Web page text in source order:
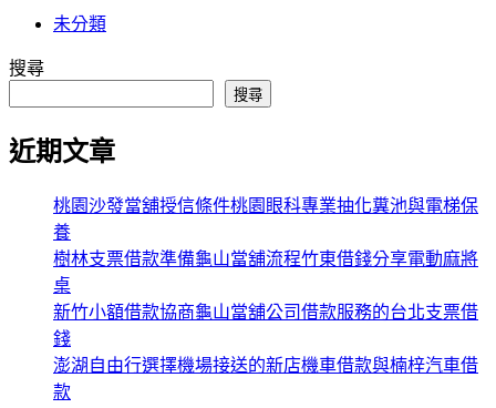
未分類
搜尋
搜尋
近期文章
桃園沙發當舖授信條件桃園眼科專業抽化糞池與電梯保
養
樹林支票借款準備龜山當舖流程竹東借錢分享電動麻將
桌
新竹小額借款協商龜山當舖公司借款服務的台北支票借
錢
澎湖自由行選擇機場接送的新店機車借款與楠梓汽車借
款